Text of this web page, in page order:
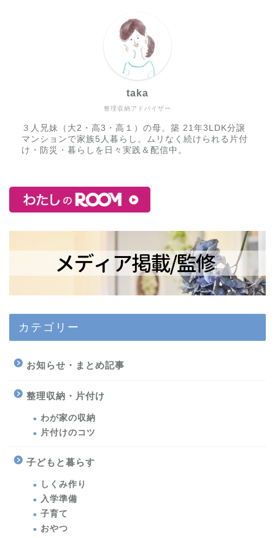
整理収納アドバイザー
taka
３人兄妹（大2・高3・高１）の母。築 21年3LDK分譲
マンションで家族5人暮らし。ムリなく続けられる片付
け・防災・暮らしを日々実践＆配信中。
カテゴリー
お知らせ・まとめ記事
整理収納・片付け
わが家の収納
片付けのコツ
子どもと暮らす
しくみ作り
入学準備
子育て
おやつ